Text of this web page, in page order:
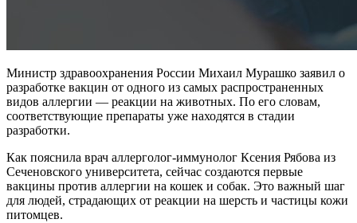
Министр здравоохранения России Михаил Мурашко заявил о
разработке вакцин от одного из самых распространенных
видов аллергии — реакции на животных. По его словам,
соответствующие препараты уже находятся в стадии
разработки.
Как пояснила врач аллерголог-иммунолог Ксения Рябова из
Сеченовского университета, сейчас создаются первые
вакцины против аллергии на кошек и собак. Это важный шаг
для людей, страдающих от реакции на шерсть и частицы кожи
питомцев.